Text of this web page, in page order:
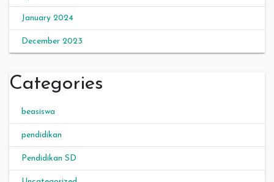
January 2024
December 2023
Categories
beasiswa
pendidikan
Pendidikan SD